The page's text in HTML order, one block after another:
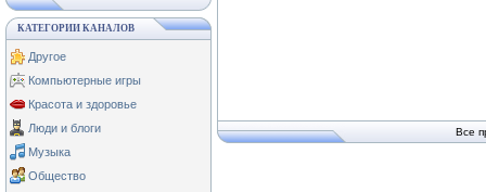
КАТЕГОРИИ КАНАЛОВ
Другое
Компьютерные игры
Красота и здоровье
Люди и блоги
Музыка
Общество
Все